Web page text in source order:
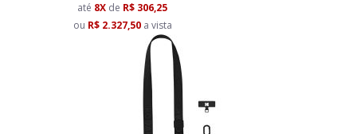
até 8X de R$ 306,25
ou R$ 2.327,50a vista